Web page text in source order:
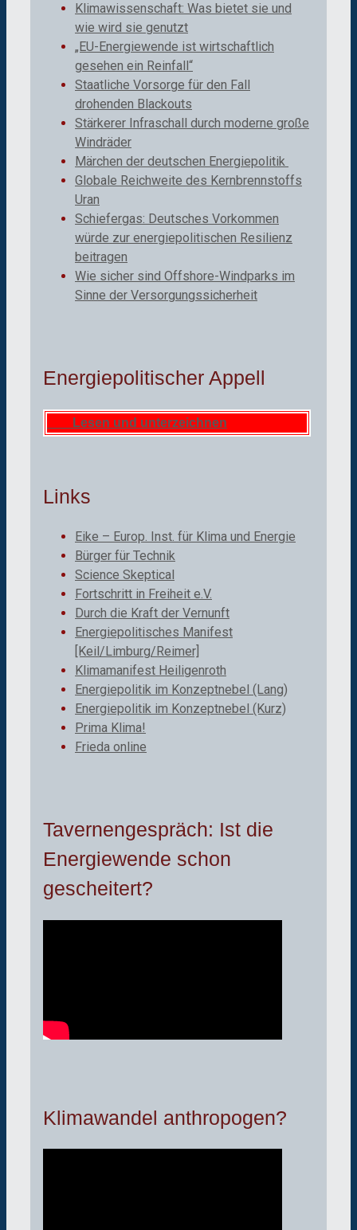
Klimawissenschaft: Was bietet sie und
wie wird sie genutzt
„EU-Energiewende ist wirtschaftlich
gesehen ein Reinfall“
Staatliche Vorsorge für den Fall
drohenden Blackouts
Stärkerer Infraschall durch moderne große
Windräder
Märchen der deutschen Energiepolitik
Globale Reichweite des Kernbrennstoffs
Uran
Schiefergas: Deutsches Vorkommen
würde zur energiepolitischen Resilienz
beitragen
Wie sicher sind Offshore-Windparks im
Sinne der Versorgungssicherheit
Energiepolitischer Appell
Lesen und unterzeichnen
Links
Eike – Europ. Inst. für Klima und Energie
Bürger für Technik
Science Skeptical
Fortschritt in Freiheit e.V.
Durch die Kraft der Vernunft
Energiepolitisches Manifest
[Keil/Limburg/Reimer]
Klimamanifest Heiligenroth
Energiepolitik im Konzeptnebel (Lang)
Energiepolitik im Konzeptnebel (Kurz)
Prima Klima!
Frieda online
Tavernengespräch: Ist die
Energiewende schon
gescheitert?
Klimawandel anthropogen?